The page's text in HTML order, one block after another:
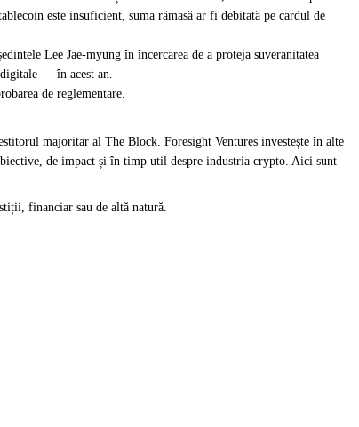
este insuficient, suma rămasă ar fi debitată pe cardul de
Lee Jae-myung în încercarea de a proteja suveranitatea
digitale — în acest an.
de reglementare.
majoritar al The Block. Foresight Ventures investește în alte
de impact și în timp util despre industria crypto. Aici sunt
financiar sau de altă natură.